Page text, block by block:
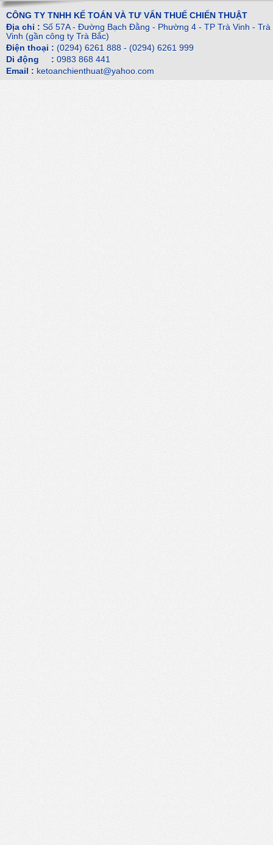
CÔNG TY TNHH KẾ TOÁN VÀ TƯ VẤN THUẾ CHIẾN THUẬT
Địa chỉ : Số 57A - Đường Bạch Đằng - Phường 4 - TP Trà Vinh - Trà
Vinh (gần công ty Trà Bắc)
Điện thoại : (0294) 6261 888 - (0294) 6261 999
Di động : 0983 868 441
Email : ketoanchienthuat@yahoo.com